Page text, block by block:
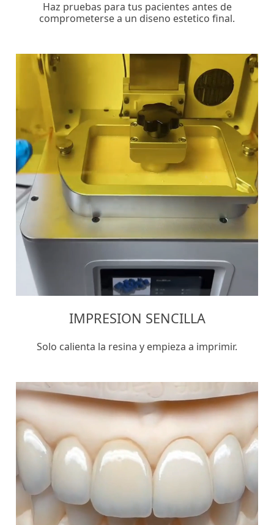
Haz pruebas para tus pacientes antes de
comprometerse a un diseno estetico final.
IMPRESION SENCILLA
Solo calienta la resina y empieza a imprimir.